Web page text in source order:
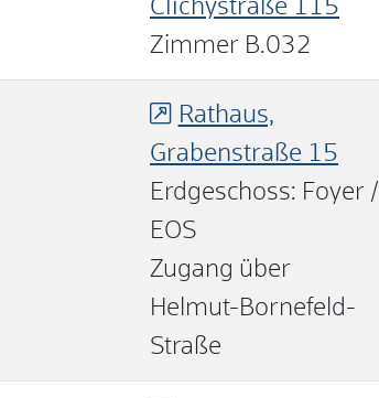
Clichystraße 115
Zimmer B.032
Rathaus,
Grabenstraße 15
Erdgeschoss: Foyer /
EOS
Zugang über
Helmut-Bornefeld-
Straße